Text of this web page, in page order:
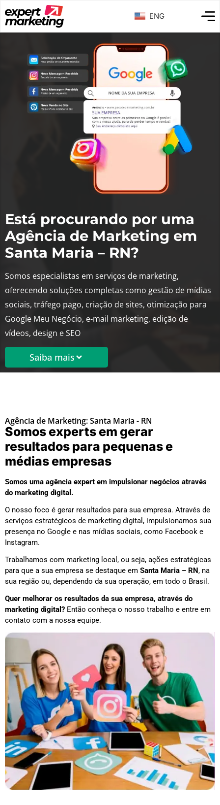
ENG
Está procurando por uma
Agência de Marketing em
Santa Maria – RN?
Somos especialistas em serviços de marketing,
oferecendo soluções completas como gestão de mídias
sociais, tráfego pago, criação de sites, otimização para
Google Meu Negócio, e-mail marketing, edição de
vídeos, design e SEO
Saiba mais
Agência de Marketing: Santa Maria - RN
Somos experts em gerar
resultados para pequenas e
médias empresas
Somos uma agência expert em impulsionar negócios através
do marketing digital.
O nosso foco é gerar resultados para sua empresa. Através de
serviços estratégicos de marketing digital, impulsionamos sua
presença no Google e nas mídias sociais, como Facebook e
Instagram.
Trabalhamos com marketing local, ou seja, ações estratégicas
para que a sua empresa se destaque em Santa Maria – RN, na
sua região ou, dependendo da sua operação, em todo o Brasil.
Quer melhorar os resultados da sua empresa, através do
marketing digital? Então conheça o nosso trabalho e entre em
contato com a nossa equipe.